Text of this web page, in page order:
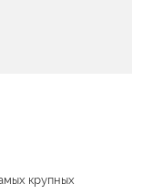
крупных